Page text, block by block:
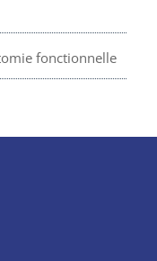
fonctionnelle